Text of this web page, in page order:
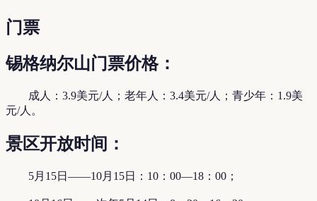
门票
锡格纳尔山门票价格：
成人：3.9美元/人；老年人：3.4美元/人；青少年：1.9美
元/人。
景区开放时间：
5月15日——10月15日：10：00—18：00；